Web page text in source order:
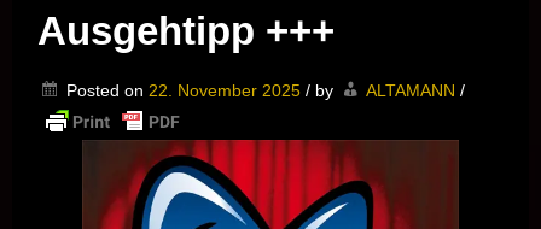
Ausgehtipp +++
Posted on 22. November 2025 / by ALTAMANN /